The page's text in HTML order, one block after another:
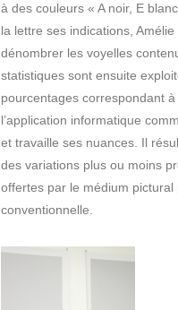
à des couleurs « A noir, E
la lettre ses indications,
dénombrer les voyelles
statistiques sont ensuite
pourcentages correspondant
l’application informatique
et travaille ses nuances. Il
des variations plus ou moins
offertes par le médium pictural
conventionnelle.